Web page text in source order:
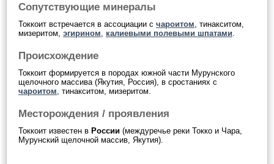
Сопутствующие минералы
Токкоит встречается в ассоциации с чароитом , тинакситом,
мизеритом, эгирином калиевыми полевыми шпатами
Происхождение
Токкоит формируется в породах южной части Мурунского
щелочного массива (Якутия, Россия), в сростаниях с
чароитом , тинакситом, мизеритом.
Месторождения / проявления
Токкоит известен в России (междуречье реки Токко и Чара,
Мурунский щелочной массив, Якутия).